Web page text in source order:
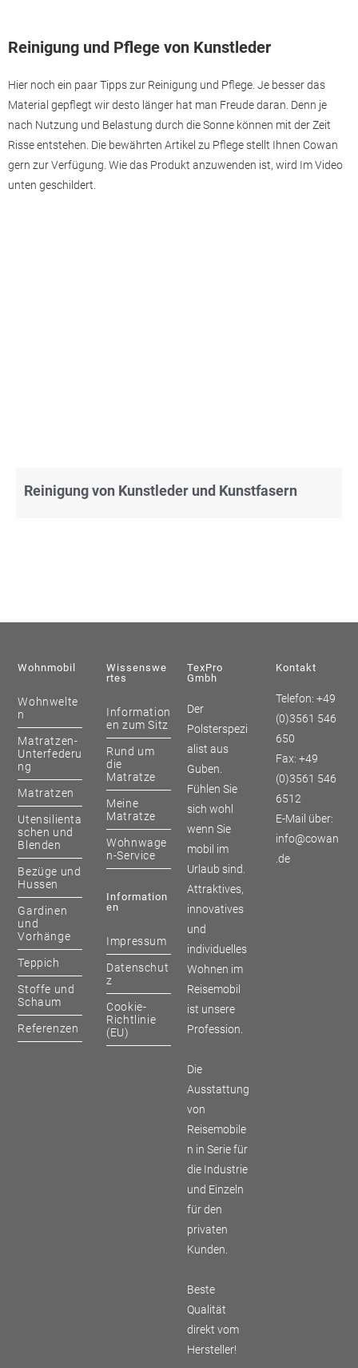
Reinigung und Pflege von Kunstleder
Hier noch ein paar Tipps zur Reinigung und Pflege. Je besser das
Material gepflegt wir desto länger hat man Freude daran. Denn je
nach Nutzung und Belastung durch die Sonne können mit der Zeit
Risse entstehen. Die bewährten Artikel zu Pflege stellt Ihnen Cowan
gern zur Verfügung. Wie das Produkt anzuwenden ist, wird Im Video
unten geschildert.
Reinigung von Kunstleder und Kunstfasern
Wohnmobil
Wohnwelte
n
Matratzen-
Unterfederu
ng
Matratzen
Utensilienta
schen und
Blenden
Bezüge und
Hussen
Gardinen
und
Vorhänge
Teppich
Stoffe und
Schaum
Referenzen
Wissenswe
Rtes
Information
en zum Sitz
Rund um
die
Matratze
Meine
Matratze
Wohnwage
n-Service
Information
En
Impressum
Datenschut
z
Cookie-
Richtlinie
(EU)
TexPro
Gmbh
Der
Polsterspezi
alist aus
Guben.
Fühlen Sie
sich wohl
wenn Sie
mobil im
Urlaub sind.
Attraktives,
innovatives
und
individuelles
Wohnen im
Reisemobil
ist unsere
Profession.
Die
Ausstattung
von
Reisemobile
n in Serie für
die Industrie
und Einzeln
für den
privaten
Kunden.
Beste
Qualität
direkt vom
Hersteller!
Kontakt
Telefon: +49
(0)3561 546
650
Fax: +49
(0)3561 546
6512
E-Mail über:
info@cowan
.de